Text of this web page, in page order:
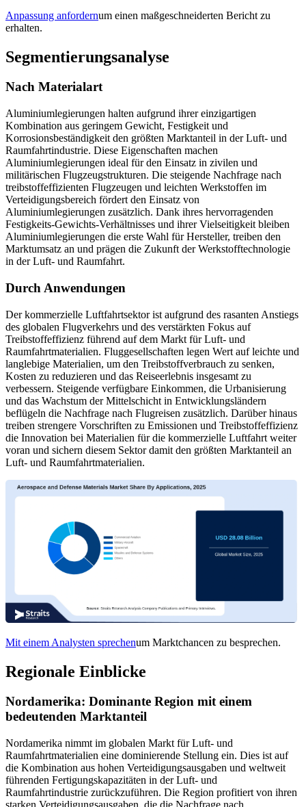
Anpassung anfordernum einen maßgeschneiderten Bericht zu
erhalten.
Segmentierungsanalyse
Nach Materialart
Aluminiumlegierungen halten aufgrund ihrer einzigartigen
Kombination aus geringem Gewicht, Festigkeit und
Korrosionsbeständigkeit den größten Marktanteil in der Luft- und
Raumfahrtindustrie. Diese Eigenschaften machen
Aluminiumlegierungen ideal für den Einsatz in zivilen und
militärischen Flugzeugstrukturen. Die steigende Nachfrage nach
treibstoffeffizienten Flugzeugen und leichten Werkstoffen im
Verteidigungsbereich fördert den Einsatz von
Aluminiumlegierungen zusätzlich. Dank ihres hervorragenden
Festigkeits-Gewichts-Verhältnisses und ihrer Vielseitigkeit bleiben
Aluminiumlegierungen die erste Wahl für Hersteller, treiben den
Marktumsatz an und prägen die Zukunft der Werkstofftechnologie
in der Luft- und Raumfahrt.
Durch Anwendungen
Der kommerzielle Luftfahrtsektor ist aufgrund des rasanten Anstiegs
des globalen Flugverkehrs und des verstärkten Fokus auf
Treibstoffeffizienz führend auf dem Markt für Luft- und
Raumfahrtmaterialien. Fluggesellschaften legen Wert auf leichte und
langlebige Materialien, um den Treibstoffverbrauch zu senken,
Kosten zu reduzieren und das Reiseerlebnis insgesamt zu
verbessern. Steigende verfügbare Einkommen, die Urbanisierung
und das Wachstum der Mittelschicht in Entwicklungsländern
beflügeln die Nachfrage nach Flugreisen zusätzlich. Darüber hinaus
treiben strengere Vorschriften zu Emissionen und Treibstoffeffizienz
die Innovation bei Materialien für die kommerzielle Luftfahrt weiter
voran und sichern diesem Sektor damit den größten Marktanteil an
Luft- und Raumfahrtmaterialien.
Mit einem Analysten sprechenum Marktchancen zu besprechen.
Regionale Einblicke
Nordamerika: Dominante Region mit einem
bedeutenden Marktanteil
Nordamerika nimmt im globalen Markt für Luft- und
Raumfahrtmaterialien eine dominierende Stellung ein. Dies ist auf
die Kombination aus hohen Verteidigungsausgaben und weltweit
führenden Fertigungskapazitäten in der Luft- und
Raumfahrtindustrie zurückzuführen. Die Region profitiert von ihren